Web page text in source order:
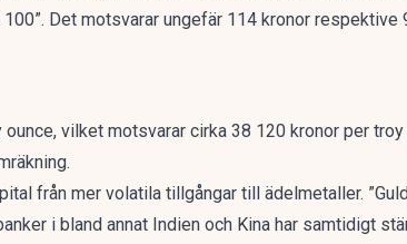
Det motsvarar ungefär 114 kronor respektive
vilket motsvarar cirka 38 120 kronor per
från mer volatila tillgångar till ädelmetaller.
i bland annat Indien och Kina har samtidigt